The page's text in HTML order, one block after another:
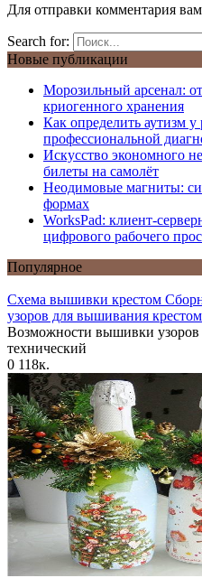
Для отправки комментария
Search for:
Новые публикации
Морозильный арсенал:
криогенного хранения
Как определить аутизм
профессиональной
Искусство экономного
билеты на самолёт
Неодимовые магниты:
формах
WorksPad: клиент-
цифрового рабочего
Популярное
Схема вышивки крестом
узоров для вышивания крестом
Возможности вышивки узоров
технический
0 118к.